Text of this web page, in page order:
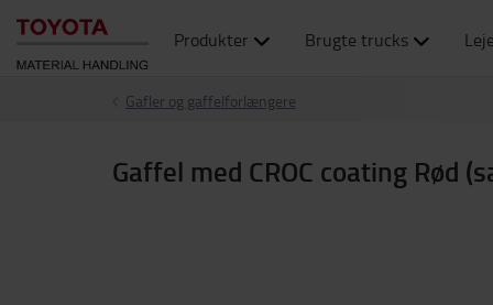
Produkter Brugte trucks Leje
Gafler og gaffelforlængere
Gaffel med CROC coating Rød